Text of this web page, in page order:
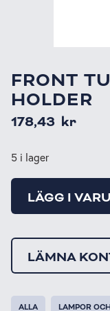
FRONT
HOLDER
178,43 kr
5 i lager
LÄGG I
LÄMNA
ALLA LAMPOR